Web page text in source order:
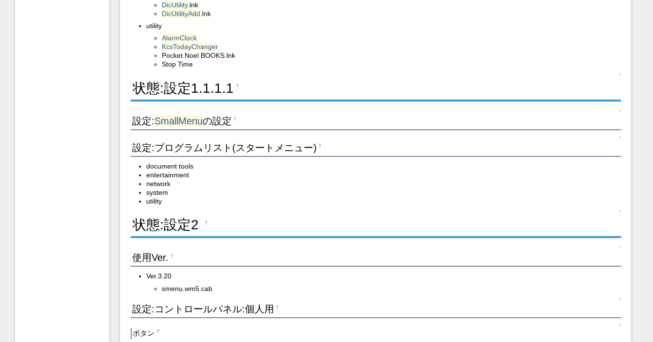
DicUtility.lnk
DicUtilityAdd .lnk
utility
AlarmClock
KcsTodayChanger
Pocket Noel BOOKS.lnk
Stop Time
↑
状態:設定1.1.1.1 †
↑
設定:SmallMenuの設定 †
↑
設定:プログラムリスト(スタートメニュー) †
document tools
entertainment
network
system
utility
↑
状態:設定2 †
↑
使用Ver. †
Ver.3.20
smenu.wm5.cab
↑
設定:コントロールパネル:個人用 †
↑
ボタン †